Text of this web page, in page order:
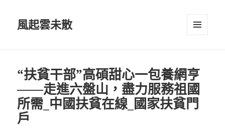
風起雲未散
“扶貧干部”高碩甜心一包養網亨
——走進六盤山，盡力服務祖國
所需_中國扶貧在線_國家扶貧門
戶